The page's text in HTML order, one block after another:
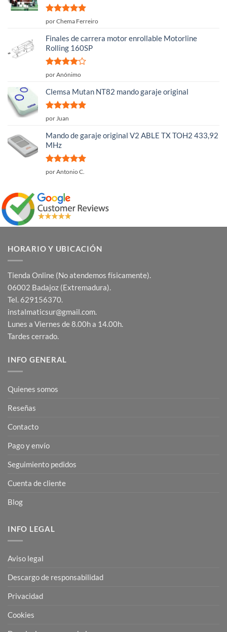
Valorado
por Chema Ferreiro
Finales de carrera motor enrollable Motorline
Rolling 160SP
Valorado
5
por Anónimo
Clemsa Mutan NT82 mando garaje original
Valorado
por Juan
Mando de garaje original V2 ABLE TX TOH2 433,92
MHz
Valorado
por Antonio C.
HORARIO Y UBICACIÓN
Tienda Online (No atendemos físicamente).
06002 Badajoz (Extremadura).
Tel. 629156370.
instalmaticsur@gmail.com.
Lunes a Viernes de 8.00h a 14.00h.
Tardes cerrado.
INFO GENERAL
Quienes somos
Reseñas
Contacto
Pago y envío
Seguimiento pedidos
Cuenta de cliente
Blog
INFO LEGAL
Aviso legal
Descargo de responsabilidad
Privacidad
Cookies